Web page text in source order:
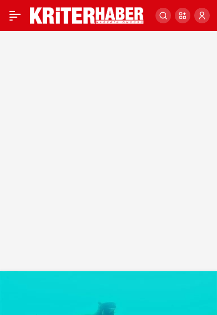
Dalış rekortmeni Şahika 0